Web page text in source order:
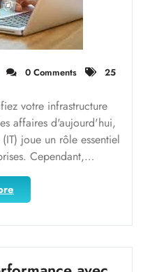
entreprise"
0 Comments
25
votre infrastructure
affaires d'aujourd'hui,
joue un rôle essentiel
Cependant,…
votre
les
services